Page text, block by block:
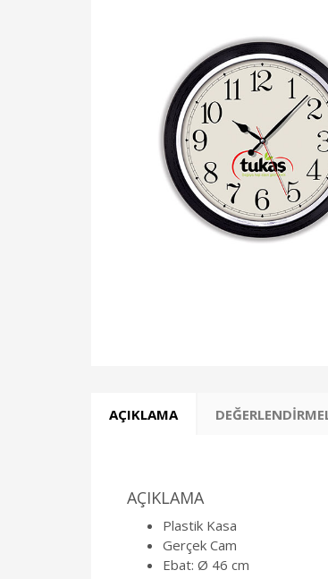
AÇIKLAMA
AÇIKLAMA
Plastik Kasa
Gerçek Cam
Ebat: Ø 46 cm